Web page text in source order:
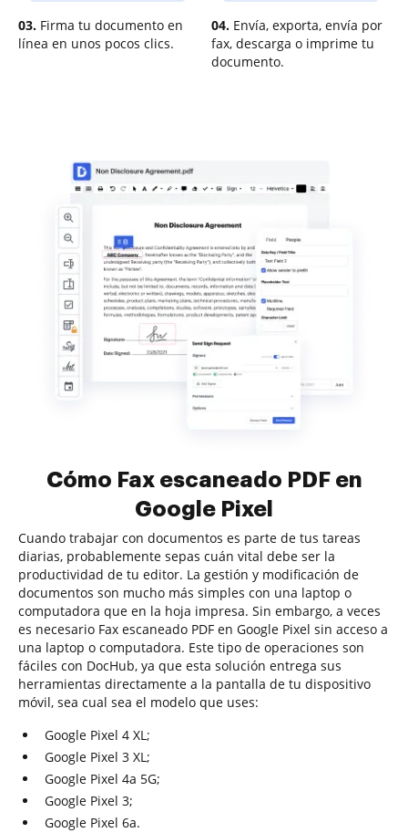
03. Firma tu documento en
línea en unos pocos clics.
04. Envía, exporta, envía por
fax, descarga o imprime tu
documento.
Cómo Fax escaneado PDF en
Google Pixel
Cuando trabajar con documentos es parte de tus tareas
diarias, probablemente sepas cuán vital debe ser la
productividad de tu editor. La gestión y modificación de
documentos son mucho más simples con una laptop o
computadora que en la hoja impresa. Sin embargo, a veces
es necesario Fax escaneado PDF en Google Pixel sin acceso a
una laptop o computadora. Este tipo de operaciones son
fáciles con DocHub, ya que esta solución entrega sus
herramientas directamente a la pantalla de tu dispositivo
móvil, sea cual sea el modelo que uses:
Google Pixel 4 XL;
Google Pixel 3 XL;
Google Pixel 4a 5G;
Google Pixel 3;
Google Pixel 6a.